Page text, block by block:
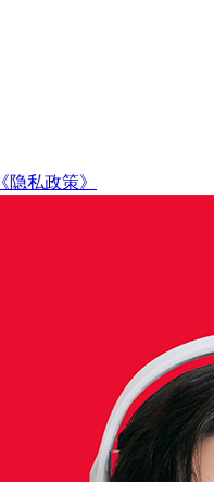
《隐私政策》